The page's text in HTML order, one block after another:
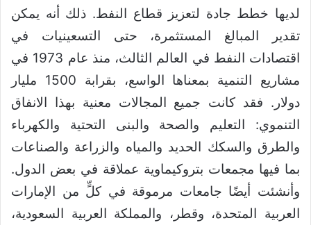
لديها خطط جادة لتعزيز قطاع النفط. ذلك أنه يمكن
تقدير المبالغ المستثمرة، حتى التسعينيات في
اقتصادات النفط في العالم الثالث، منذ عام 1973 في
مشاريع التنمية بمعناها الواسع، بقرابة 1500 مليار
دولار. فقد كانت جميع المجالات معنية بهذا الانفاق
التنموي: التعليم والصحة والبنى التحتية والكهرباء
والطرق والسكك الحديد والمياه والزراعة والصناعات
بما فيها مجمعات بتروكيماوية عملاقة في بعض الدول.
وأنشئت أيضًا جامعات مرموقة في كلٍّ من الإمارات
العربية المتحدة، وقطر، والمملكة العربية السعودية،